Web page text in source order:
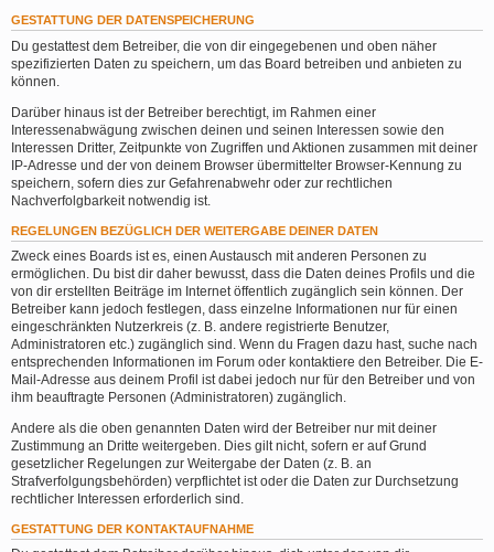
GESTATTUNG DER DATENSPEICHERUNG
Du gestattest dem Betreiber, die von dir eingegebenen und oben näher
spezifizierten Daten zu speichern, um das Board betreiben und anbieten zu
können.
Darüber hinaus ist der Betreiber berechtigt, im Rahmen einer
Interessenabwägung zwischen deinen und seinen Interessen sowie den
Interessen Dritter, Zeitpunkte von Zugriffen und Aktionen zusammen mit deiner
IP-Adresse und der von deinem Browser übermittelter Browser-Kennung zu
speichern, sofern dies zur Gefahrenabwehr oder zur rechtlichen
Nachverfolgbarkeit notwendig ist.
REGELUNGEN BEZÜGLICH DER WEITERGABE DEINER DATEN
Zweck eines Boards ist es, einen Austausch mit anderen Personen zu
ermöglichen. Du bist dir daher bewusst, dass die Daten deines Profils und die
von dir erstellten Beiträge im Internet öffentlich zugänglich sein können. Der
Betreiber kann jedoch festlegen, dass einzelne Informationen nur für einen
eingeschränkten Nutzerkreis (z. B. andere registrierte Benutzer,
Administratoren etc.) zugänglich sind. Wenn du Fragen dazu hast, suche nach
entsprechenden Informationen im Forum oder kontaktiere den Betreiber. Die E-
Mail-Adresse aus deinem Profil ist dabei jedoch nur für den Betreiber und von
ihm beauftragte Personen (Administratoren) zugänglich.
Andere als die oben genannten Daten wird der Betreiber nur mit deiner
Zustimmung an Dritte weitergeben. Dies gilt nicht, sofern er auf Grund
gesetzlicher Regelungen zur Weitergabe der Daten (z. B. an
Strafverfolgungsbehörden) verpflichtet ist oder die Daten zur Durchsetzung
rechtlicher Interessen erforderlich sind.
GESTATTUNG DER KONTAKTAUFNAHME